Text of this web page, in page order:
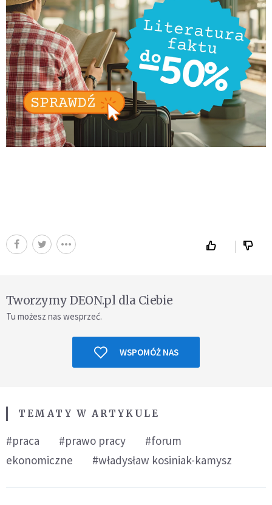
Tworzymy DEON.pl dla Ciebie
Tu możesz nas wesprzeć.
WSPOMÓŻ NAS
TEMATY W ARTYKULE
#praca #prawo pracy
#forum
ekonomiczne
#władysław kosiniak-kamysz